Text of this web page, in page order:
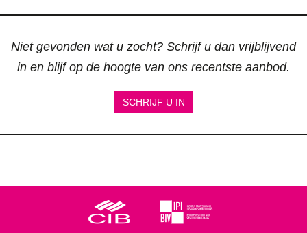
Niet gevonden wat u zocht? Schrijf u dan vrijblijvend
in en blijf op de hoogte van ons recentste aanbod.
SCHRIJF U IN